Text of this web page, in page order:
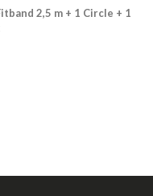
2,5 m + 1 Circle + 1